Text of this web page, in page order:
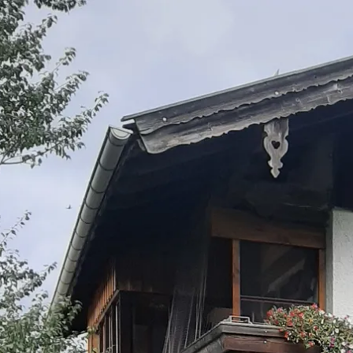
Wandern & Gipfelglück
Radfahren &
Mountainbiken
Chiemsee &
Aktivitäten für die Familie
Winter
Golfen
Leben &
Orte